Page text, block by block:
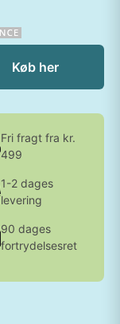
Køb her
Fri fragt fra kr.
499
1-2 dages
levering
90 dages
fortrydelsesret